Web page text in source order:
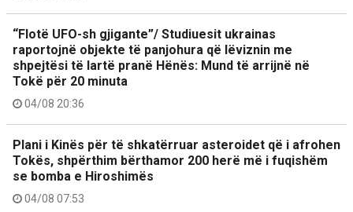
“Flotë UFO-sh gjigante”/ Studiuesit ukrainas
raportojnë objekte të panjohura që lëviznin me
shpejtësi të lartë pranë Hënës: Mund të arrijnë në
Tokë për 20 minuta
04/08 20:36
Plani i Kinës për të shkatërruar asteroidet që i afrohen
Tokës, shpërthim bërthamor 200 herë më i fuqishëm
se bomba e Hiroshimës
04/08 07:53